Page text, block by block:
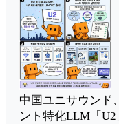
中国ユニサウンド
ント特化LLM「